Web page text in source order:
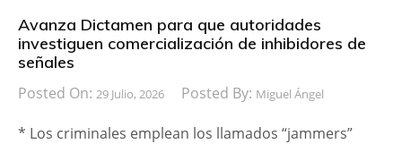
Avanza Dictamen para que autoridades
investiguen comercialización de inhibidores de
señales
Posted On: 29 Julio, 2026 Posted By: Miguel Ángel
* Los criminales emplean los llamados “jammers”